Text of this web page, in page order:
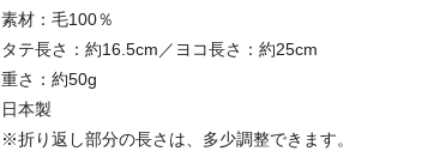
素材：毛100％
タテ長さ：約16.5cm／ヨコ長さ：約25cm
重さ：約50g
日本製
※折り返し部分の長さは、多少調整できます。